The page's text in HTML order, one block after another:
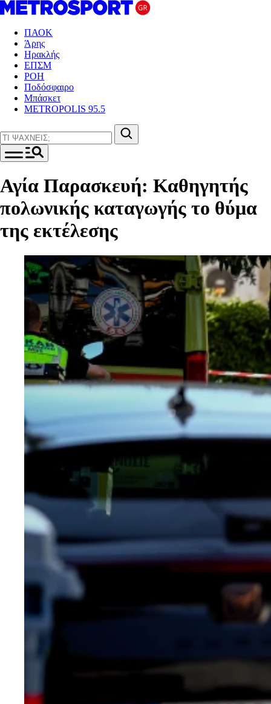
ΠΑΟΚ
Άρης
Ηρακλής
ΕΠΣΜ
ΡΟΗ
Ποδόσφαιρο
Μπάσκετ
METROPOLIS 95.5
Αγία Παρασκευή: Καθηγητής
πολωνικής καταγωγής το θύμα
της εκτέλεσης